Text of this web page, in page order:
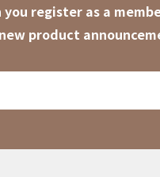
you register as a
new product